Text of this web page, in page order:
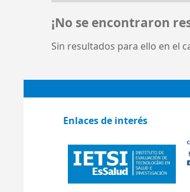
¡No se encontraron
Sin resultados para ello en el
Enlaces de interés